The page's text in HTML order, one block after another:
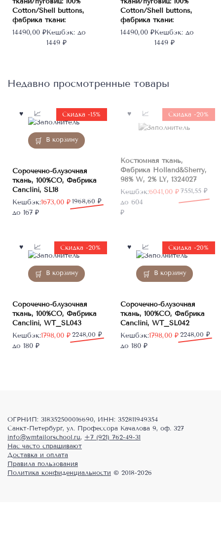
Опции
можно
на
странице
Cotton/Shell buttons,
фабрика ткани:
14490,00 ₽Кешбэк: до
1449 ₽
Опции
можно
на
странице
Cotton/Shell buttons,
фабрика ткани:
14490,00 ₽Кешбэк: до
1449 ₽
Недавно просмотренные товары
В корзину
Скидка -15%
Сорочечно-блузочная
ткань, 100%CO, Фабрика
Canclini, SL18
1968,60 ₽
Первоначальная
цена
1673,00 ₽
Текущая
цена:
Кешбэк:
до 167 ₽
Нет в
наличииСкидка -20%
Костюмная ткань,
Фабрика Holland&Sherry,
98% W, 2% LY, 1324027
7551,55 ₽
Первоначальная
цена
составляла
6041,00 ₽
Текущая
цена:
6041,00 ₽.
Кешбэк:
до 604
₽
В корзину
Скидка -20%
Сорочечно-блузочная
ткань, 100%CO, Фабрика
Canclini, WT_SL043
2248,00 ₽
Первоначальная
цена
1798,00 ₽
Текущая
цена:
Кешбэк:
до 180 ₽
В корзину
Скидка -20%
Сорочечно-блузочная
ткань, 100%CO, Фабрика
Canclini, WT_SL042
2248,00 ₽
Первоначальная
цена
1798,00 ₽
Текущая
цена:
Кешбэк:
до 180 ₽
ОГРНИП: 318352500016690, ИНН: 352811949354
Санкт-Петербург, ул. Профессора Качалова 9, оф. 327
info@wmtailorschool.ru, +7 (921) 762-49-31
Нас часто спрашивают
Доставка и оплата
Правила пользования
Политика конфиденциальности © 2018-2026